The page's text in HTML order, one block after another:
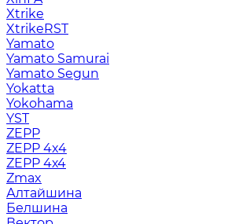
Xtrike
XtrikeRST
Yamato
Yamato Samurai
Yamato Segun
Yokatta
Yokohama
YST
ZEPP
ZEPP 4x4
ZEPP 4х4
Zmax
Алтайшина
Белшина